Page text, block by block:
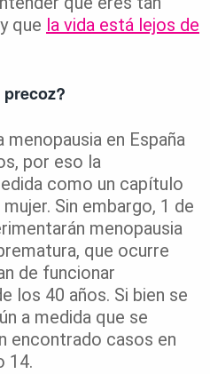
que la vida está lejos de
en España
, por eso la
como un capítulo
Sin embargo, 1 de
menopausia
que ocurre
de funcionar
los 40 años. Si bien se
a medida que se
encontrado casos en
14.